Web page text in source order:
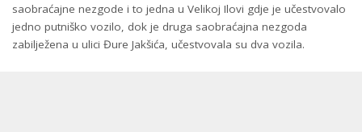
saobraćajne nezgode i to jedna u Velikoj Ilovi gdje je učestvovalo
jedno putniško vozilo, dok je druga saobraćajna nezgoda
zabilježena u ulici Đure Jakšića, učestvovala su dva vozila.